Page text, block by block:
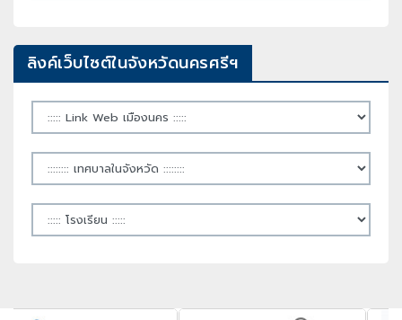
ลิงค์เว็บไซต์ในจังหวัดนครศรีฯ